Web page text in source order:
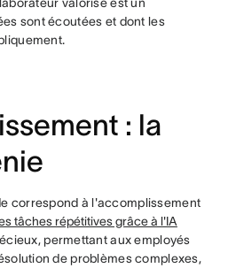
sont écoutées et dont les
: la
correspond à l'accomplissement
tâches répétitives grâce à l'IA
permettant aux employés
de problèmes complexes,